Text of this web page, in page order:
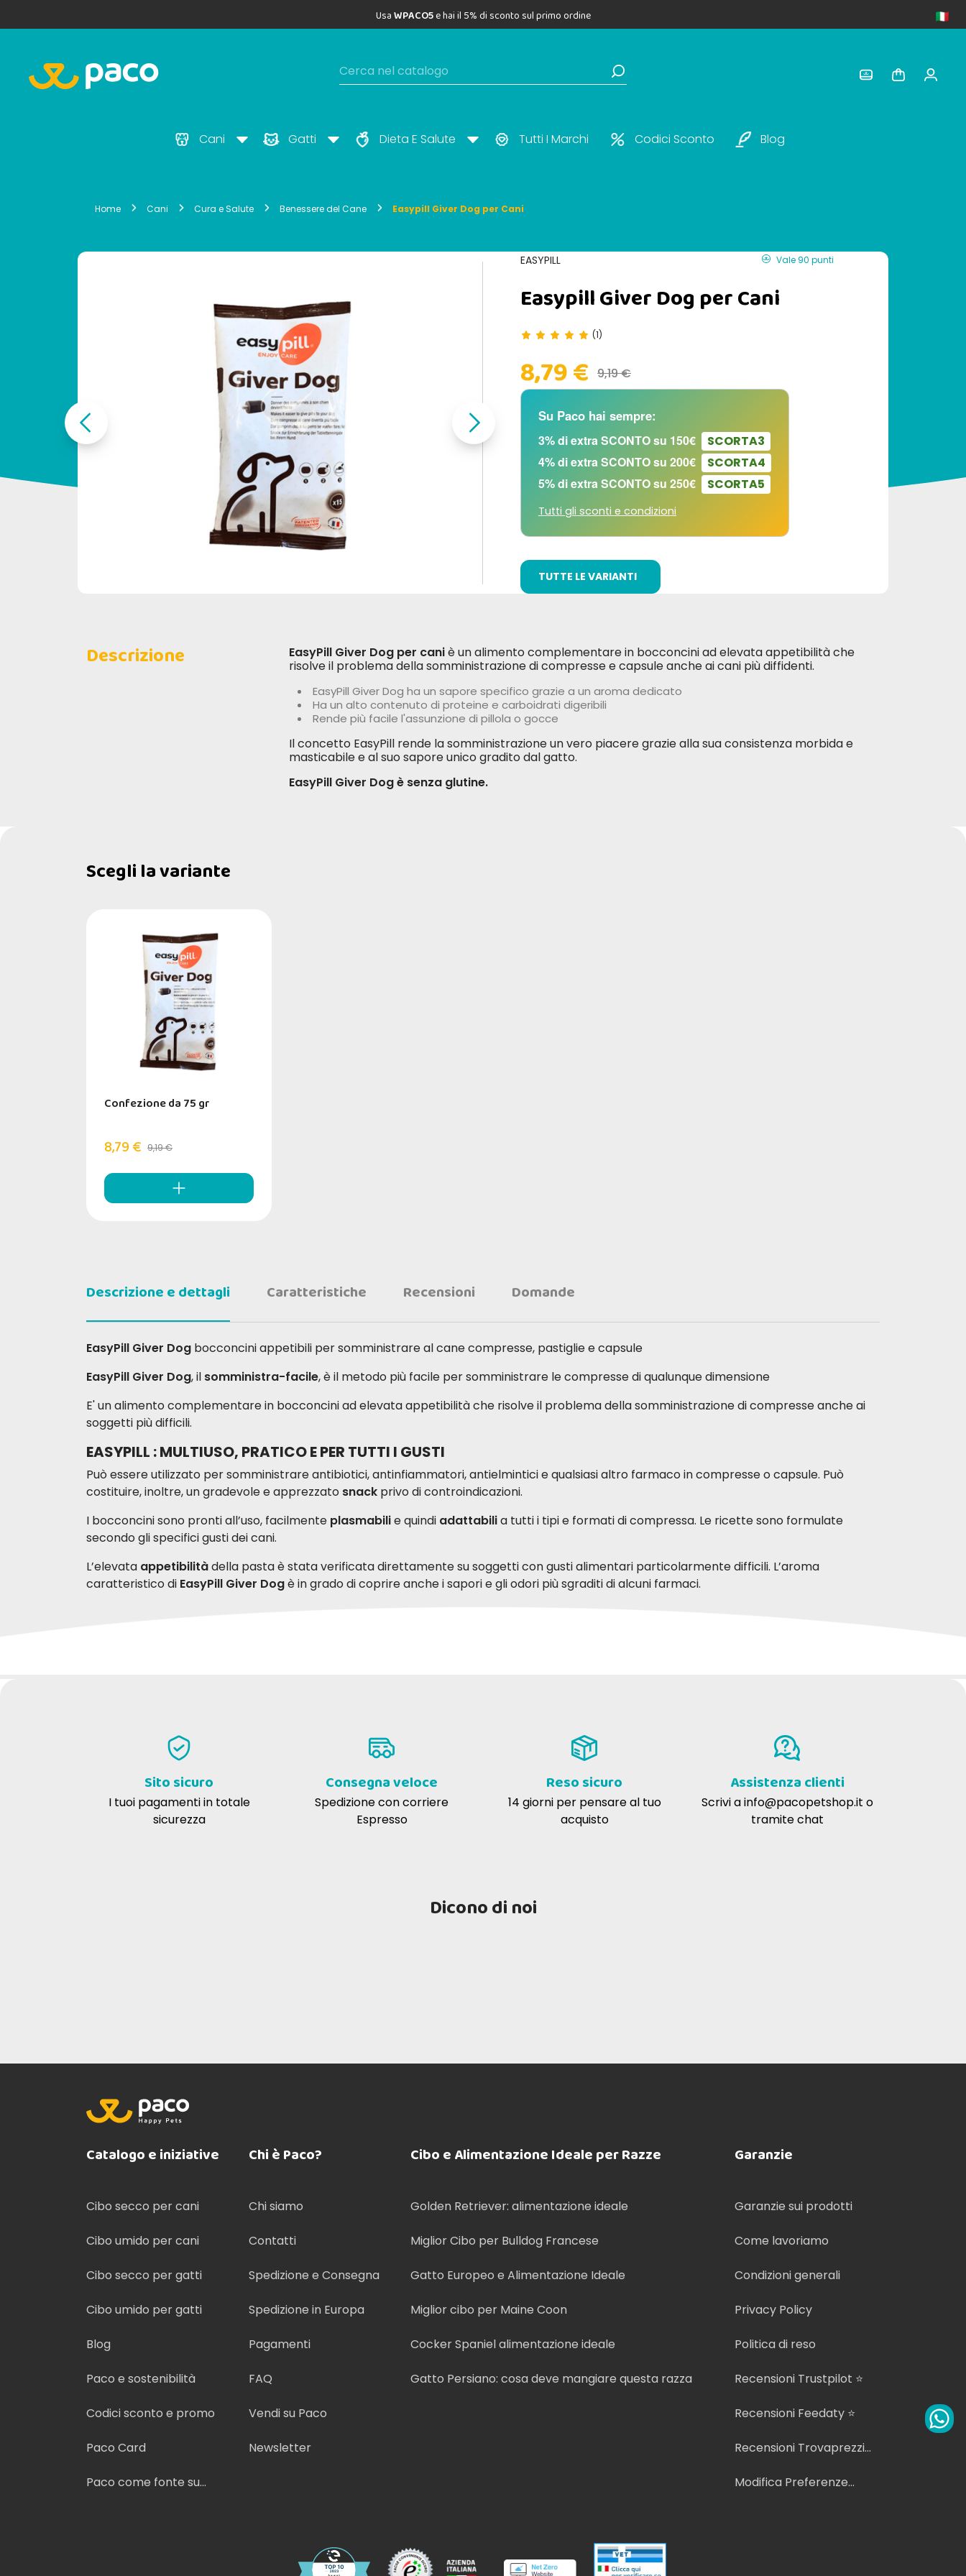
UsaWPACO5e hai il 5% di sconto sul primo ordine
Cani Gatti Dieta E Salute Tutti I Marchi Codici Sconto Blog
Home Cani Cura e Salute Benessere del Cane Easypill Giver Dog per Cani
EASYPILL Vale 90 punti
Easypill Giver Dog per Cani
(1)
8,79 € 9,19 €
Su Paco hai sempre:
3% di extra SCONTO su 150€
SCORTA3
4% di extra SCONTO su 200€
SCORTA4
5% di extra SCONTO su 250€
SCORTA5
Tutti gli sconti e condizioni
TUTTE LE VARIANTI
Descrizione EasyPill Giver Dog per caniè un alimento complementare in bocconcini ad elevata appetibilità che
risolve il problema della somministrazione di compresse e capsule anche ai cani più diffidenti.
EasyPill Giver Dog ha un sapore specifico grazie a un aroma dedicato
Ha un alto contenuto di proteine ​​e carboidrati digeribili
Rende più facile l'assunzione di pillola o gocce
Il concetto EasyPill rende la somministrazione un vero piacere grazie alla sua consistenza morbida e
masticabile e al suo sapore unico gradito dal gatto.
EasyPill Giver Dog è senza glutine.
Scegli la variante
Confezione da 75 gr
8,79 € 9,19 €
Descrizione e dettagli Caratteristiche Recensioni Domande
EasyPill Giver Dog bocconcini appetibili per somministrare al cane compresse, pastiglie e capsule
EasyPill Giver Dog, il somministra-facile, è il metodo più facile per somministrare le compresse di qualunque dimensione
E' un alimento complementare in bocconcini ad elevata appetibilità che risolve il problema della somministrazione di compresse anche ai
soggetti più difficili.
EASYPILL : MULTIUSO, PRATICO E PER TUTTI I GUSTI
Può essere utilizzato per somministrare antibiotici, antinfiammatori, antielmintici e qualsiasi altro farmaco in compresse o capsule. Può
costituire, inoltre, un gradevole e apprezzato snack privo di controindicazioni.
I bocconcini sono pronti all’uso, facilmente plasmabilie quindi adattabilia tutti i tipi e formati di compressa. Le ricette sono formulate
secondo gli specifici gusti dei cani.
L’elevata appetibilitàdella pasta è stata verificata direttamente su soggetti con gusti alimentari particolarmente difficili. L’aroma
caratteristico di EasyPill Giver Dogè in grado di coprire anche i sapori e gli odori più sgraditi di alcuni farmaci.
Condizionamento
Sito sicuro
I tuoi pagamenti in totale
sicurezza
Consegna veloce
Spedizione con corriere
Espresso
Reso sicuro
14 giorni per pensare al tuo
acquisto
Assistenza clienti
Scrivi ainfo@pacopetshop.it o
tramite chat
Dicono di noi
Catalogo e iniziative
Cibo secco per cani
Cibo umido per cani
Cibo secco per gatti
Cibo umido per gatti
Blog
Paco e sostenibilità
Codici sconto e promo
Paco Card
Paco come fonte su
Chi è Paco?
Chi siamo
Contatti
Spedizione e Consegna
Spedizione in Europa
Pagamenti
FAQ
Vendi su Paco
Newsletter
Cibo e Alimentazione Ideale per Razze
Golden Retriever: alimentazione ideale
Miglior Cibo per Bulldog Francese
Gatto Europeo e Alimentazione Ideale
Miglior cibo per Maine Coon
Cocker Spaniel alimentazione ideale
Gatto Persiano: cosa deve mangiare questa razza
Garanzie
Garanzie sui prodotti
Come lavoriamo
Condizioni generali
Privacy Policy
Politica di reso
Recensioni Trustpilot ⭐
Recensioni Feedaty ⭐
Recensioni Trovaprezzi
Modifica Preferenze